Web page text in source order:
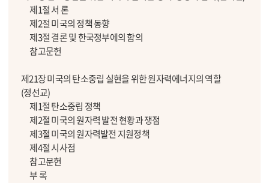
제1절 서 론
제2절 미국의 정책 동향
제3절 결론 및 한국정부에의 함의
참고문헌
제21장 미국의 탄소중립 실현을 위한 원자력에너지의 역할
(정선교)
제1절 탄소중립 정책
제2절 미국의 원자력 발전 현황과 쟁점
제3절 미국의 원자력발전 지원정책
제4절 시사점
참고문헌
부 록